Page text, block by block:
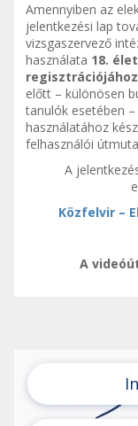
Amennyiben az
jelentkezési lap
vizsgaszervező
használata 18.
előtt – különösen
tanulók esetében
használatához
felhasználói
A
Közfelvir –
A